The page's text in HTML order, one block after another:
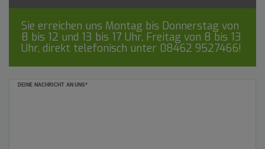
Sie erreichen uns Montag bis Donnerstag von
8 bis 12 und 13 bis 17 Uhr, Freitag von 8 bis 13
Uhr, direkt telefonisch unter 08462 9527466!
DEINE NACHRICHT AN UNS*
Ceres::Template.mailFormHoneypotLabel